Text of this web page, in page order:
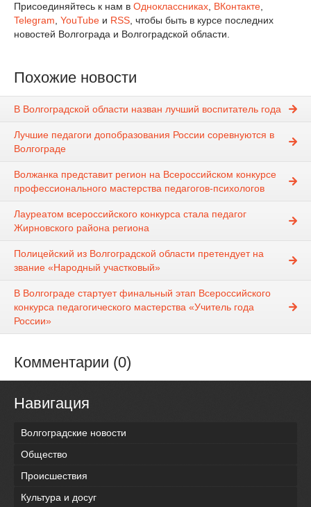
Присоединяйтесь к нам в Одноклассниках ВКонтакте
Telegram YouTube и RSS , чтобы быть в курсе последних
новостей Волгограда и Волгоградской области.
Похожие новости
В Волгоградской области назван лучший воспитатель года
Лучшие педагоги допобразования России соревнуются в
Волгограде
Волжанка представит регион на Всероссийском конкурсе
профессионального мастерства педагогов-психологов
Лауреатом всероссийского конкурса стала педагог
Жирновского района региона
Полицейский из Волгоградской области претендует на
звание «Народный участковый»
В Волгограде стартует финальный этап Всероссийского
конкурса педагогического мастерства «Учитель года
России»
Комментарии (0)
Навигация
Волгоградские новости
Общество
Происшествия
Культура и досуг